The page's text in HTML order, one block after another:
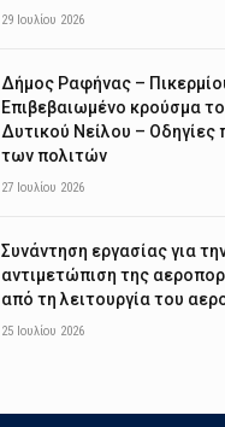
29 Ιουλίου 2026
Δήμος Ραφήνας –
Επιβεβαιωμένο κρούσμα
Δυτικού Νείλου – Οδηγίες
των πολιτών
27 Ιουλίου 2026
Συνάντηση εργασίας για
αντιμετώπιση της
από τη λειτουργία του
25 Ιουλίου 2026